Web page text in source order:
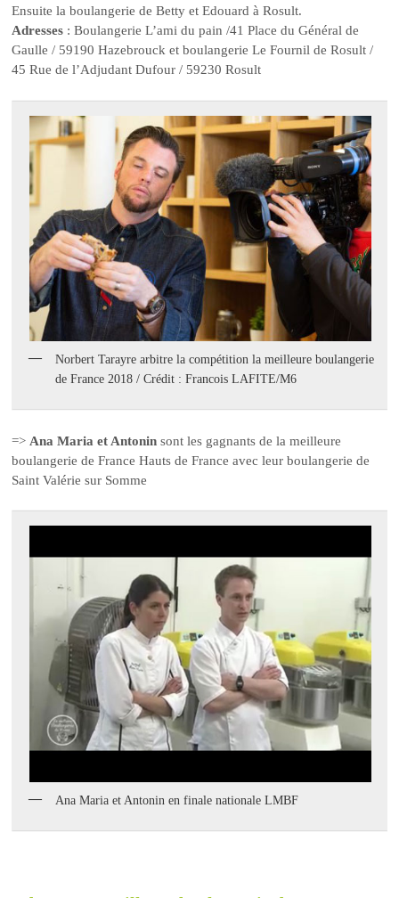
Ensuite la boulangerie de Betty et Edouard à Rosult.
Adresses : Boulangerie L’ami du pain /41 Place du Général de
Gaulle / 59190 Hazebrouck et boulangerie Le Fournil de Rosult /
45 Rue de l’Adjudant Dufour / 59230 Rosult
Norbert Tarayre arbitre la compétition la meilleure boulangerie
de France 2018 / Crédit : Francois LAFITE/M6
=> Ana Maria et Antonin sont les gagnants de la meilleure
boulangerie de France Hauts de France avec leur boulangerie de
Saint Valérie sur Somme
Ana Maria et Antonin en finale nationale LMBF